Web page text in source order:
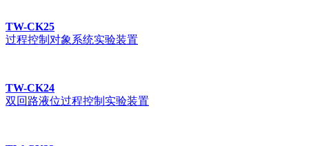
TW-CK25
过程控制对象系统实验装置
TW-CK24
双回路液位过程控制实验装置